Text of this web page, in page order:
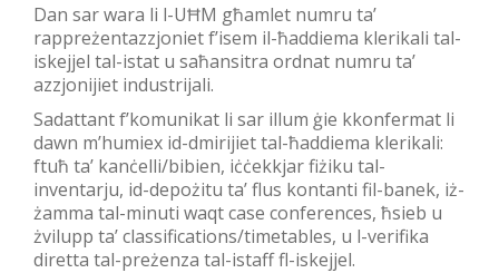
Dan sar wara li l-UĦM għamlet numru ta’
rappreżentazzjoniet f’isem il-ħaddiema klerikali tal-
iskejjel tal-istat u saħansitra ordnat numru ta’
azzjonijiet industrijali.
Sadattant f’komunikat li sar illum ġie kkonfermat li
dawn m’humiex id-dmirijiet tal-ħaddiema klerikali:
ftuħ ta’ kanċelli/bibien, iċċekkjar fiżiku tal-
inventarju, id-depożitu ta’ flus kontanti fil-banek, iż-
żamma tal-minuti waqt case conferences, ħsieb u
żvilupp ta’ classifications/timetables, u l-verifika
diretta tal-preżenza tal-istaff fl-iskejjel.